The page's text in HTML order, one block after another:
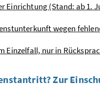
(Stand: ab 1.
wegen
nur in
Zur